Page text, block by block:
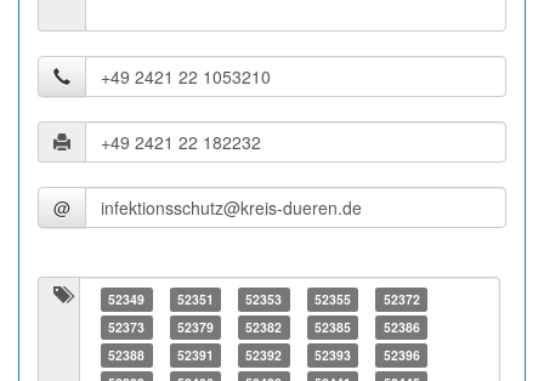
@
52349 52351 52353 52355
52372
52373
52379 52382 52385
52386
52388
52391 52392 52393
52396